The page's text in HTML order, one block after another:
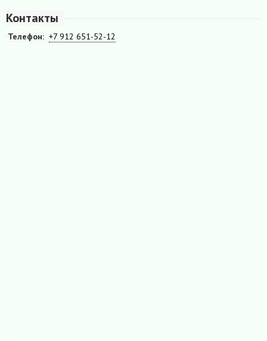
Контакты
Телефон: +7 912 651-52-12